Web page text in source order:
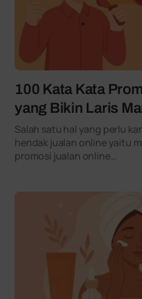
100 Kata Kata
yang Bikin Laris
Salah satu hal yang perlu
hendak jualan online yaitu
promosi jualan online…